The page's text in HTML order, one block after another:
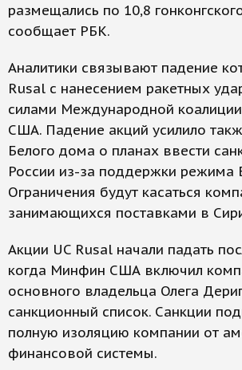
размещались по 10,8
сообщает РБК.
Аналитики связывают падение
Rusal с нанесением ракетных
силами Международной
США. Падение акций усилило
Белого дома о планах ввести
России из-за поддержки режима
Ограничения будут касаться
занимающихся поставками в
Акции UC Rusal начали падать
когда Минфин США включил
основного владельца Олега
санкционный список. Санкции
полную изоляцию компании от
финансовой системы.